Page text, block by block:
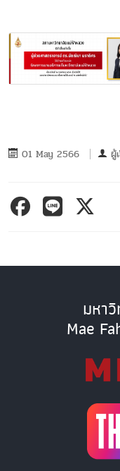
01 May 2566 ผู้
มหา
Mae